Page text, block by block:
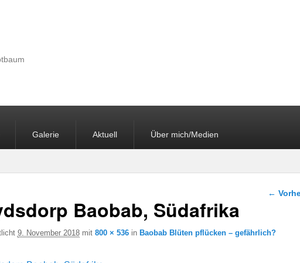
Galerie Aktuell Über mich/Medien
Bilder-
←
Baobab, Südafrika
9. November 2018mit 800 × 536in Baobab Blüten pflücken – gefährlich?